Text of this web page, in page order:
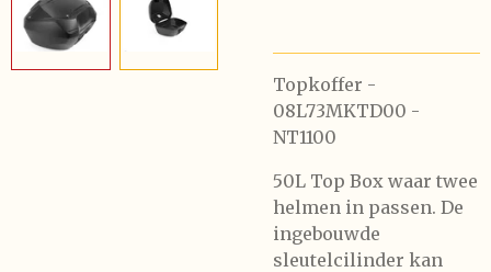
Topkoffer -
08L73MKTD00 -
NT1100
50L Top Box waar twee
helmen in passen. De
ingebouwde
sleutelcilinder kan